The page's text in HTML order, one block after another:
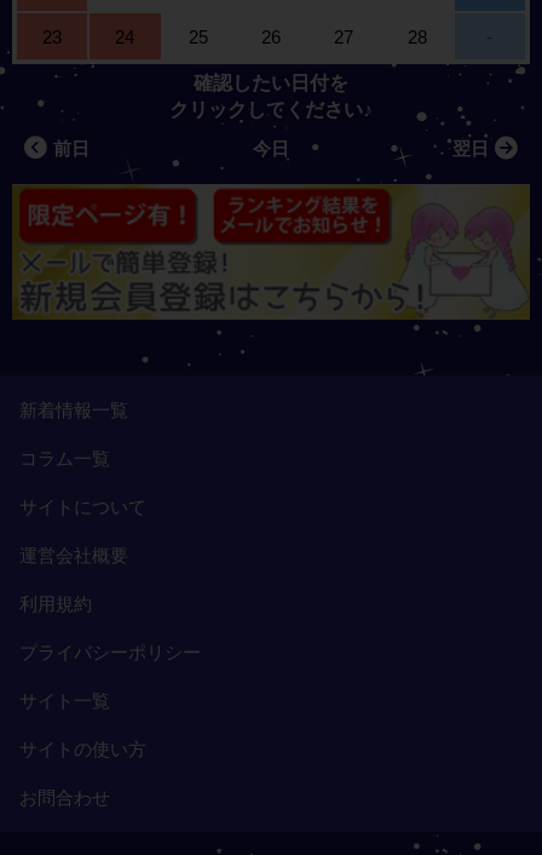
前日 今日 翌日
23 24 25 26 27 28 -
確認したい日付を
クリックしてください♪
新着情報一覧
コラム一覧
サイトについて
運営会社概要
利用規約
プライバシーポリシー
サイト一覧
サイトの使い方
お問合わせ